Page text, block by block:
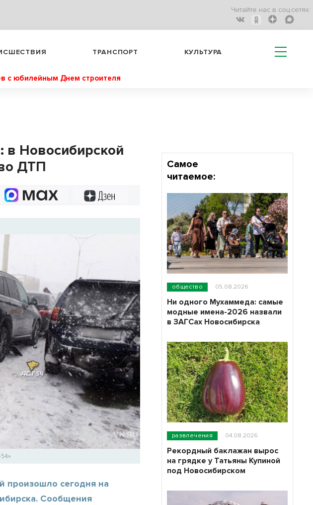
Читайте нас в соц.сетях:
ТРАНСПОРТ КУЛЬТУРА
с юбилейным Днем строителя
в Новосибирской
ДТП
произошло сегодня на
Сообщения
Самое
читаемое:
общество 05.08.2026
Ни одного Мухаммеда: самые
модные имена-2026 назвали
в ЗАГСах Новосибирска
развлечения 04.08.2026
Рекордный баклажан вырос
на грядке у Татьяны Купиной
под Новосибирском